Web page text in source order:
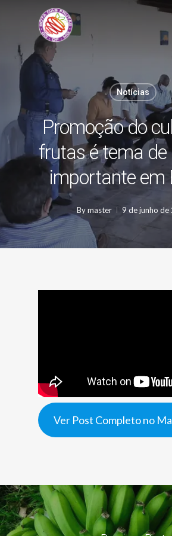
main
content
Notícias
Promoção do
frutas é tema de
importante em
Bymaster 9 de junho de
Ver Post Completo no